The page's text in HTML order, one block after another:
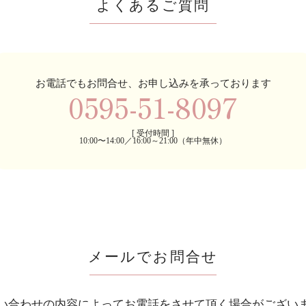
よくあるご質問
お電話でもお問合せ、お申し込みを承っております
0595-51-8097
[ 受付時間 ]
10:00〜14:00／16:00～21:00（年中無休）
メールでお問合せ